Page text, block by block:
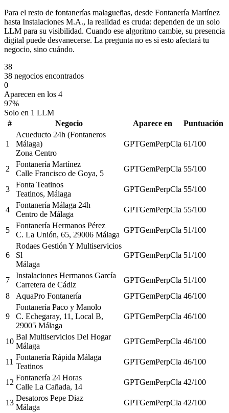
Para el resto de fontanerías malagueñas, desde Fontanería Martínez
hasta Instalaciones M.A., la realidad es cruda: dependen de un solo
LLM para su visibilidad. Cuando ese algoritmo cambie, su presencia
digital puede desvanecerse. La pregunta no es si esto afectará tu
negocio, sino cuándo.
38
38 negocios encontrados
0
Aparecen en los 4
97%
Solo en 1 LLM
#
Negocio Aparece en Puntuación
1
Acueducto 24h (Fontaneros
Málaga)
Zona Centro
GPTGemPerpCla 61/100
2
Fontanería Martínez
Calle Francisco de Goya, 5
GPTGemPerpCla 55/100
3
Fonta Teatinos
Teatinos, Málaga
GPTGemPerpCla 55/100
4
Fontanería Málaga 24h
Centro de Málaga
GPTGemPerpCla 55/100
5
Fontanería Hermanos Pérez
C. La Unión, 65, 29006 Málaga
GPTGemPerpCla 51/100
6
Rodaes Gestión Y Multiservicios
Sl
Málaga
GPTGemPerpCla 51/100
7
Instalaciones Hermanos García
Carretera de Cádiz
GPTGemPerpCla 51/100
8
AquaPro Fontanería GPTGemPerpCla 46/100
9
Fontanería Paco y Manolo
C. Echegaray, 11, Local B,
29005 Málaga
GPTGemPerpCla 46/100
10
Bal Multiservicios Del Hogar
Málaga
GPTGemPerpCla 46/100
11
Fontanería Rápida Málaga
Teatinos
GPTGemPerpCla 46/100
12
Fontanería 24 Horas
Calle La Cañada, 14
GPTGemPerpCla 42/100
13
Desatoros Pepe Diaz
Málaga
GPTGemPerpCla 42/100